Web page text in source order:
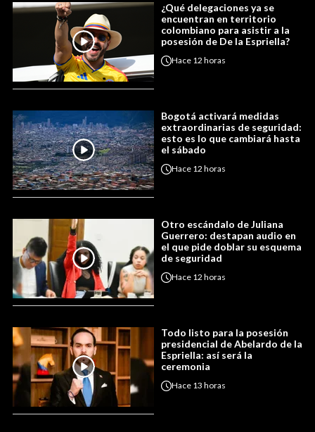
¿Qué delegaciones ya se
encuentran en territorio
colombiano para asistir a la
posesión de De la Espriella?
Hace 12 horas
Bogotá activará medidas
extraordinarias de seguridad:
esto es lo que cambiará hasta
el sábado
Hace 12 horas
Otro escándalo de Juliana
Guerrero: destapan audio en
el que pide doblar su esquema
de seguridad
Hace 12 horas
Todo listo para la posesión
presidencial de Abelardo de la
Espriella: así será la
ceremonia
Hace 13 horas